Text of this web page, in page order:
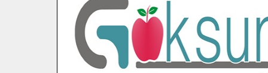
İlçe Jandarma Komutanı Karakaya’dan
Bertiz’in Yeni Köprüsünde Sona Doğru.